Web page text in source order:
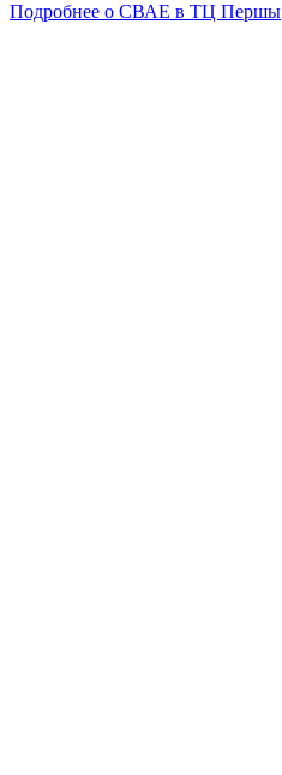
Подробнее о СВАЕ в ТЦ Першы